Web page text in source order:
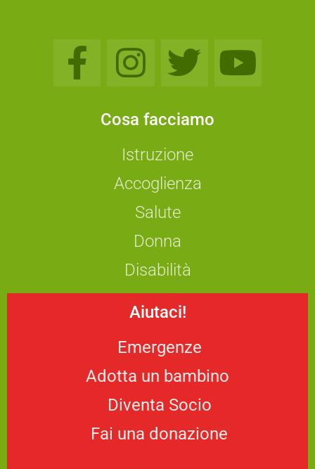
Cosa facciamo
Istruzione
Accoglienza
Salute
Donna
Disabilità
Aiutaci!
Emergenze
Adotta un bambino
Diventa Socio
Fai una donazione